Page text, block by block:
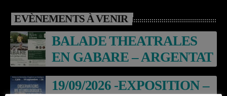
EVÈNEMENTS À VENIR
BALADE THEATRALES
EN GABARE – ARGENTAT
19/09/2026 -EXPOSITION –